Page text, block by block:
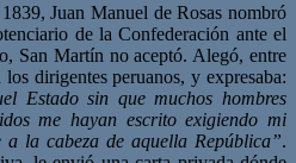
Juan Manuel de Rosas nombró
de la Confederación ante el
San Martín no aceptó. Alegó, entre
dirigentes peruanos, y expresaba:
Estado sin que muchos hombres
me hayan escrito exigiendo mi
a la cabeza de aquella República”.